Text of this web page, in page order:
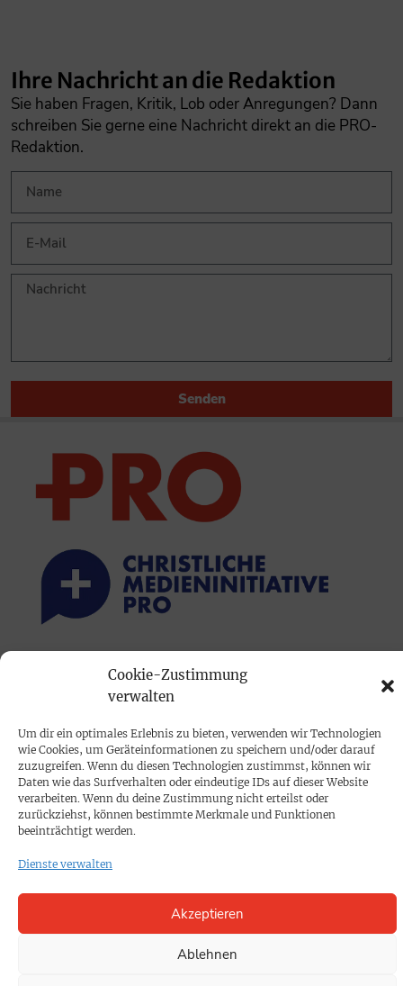
Cookie-Zustimmung
verwalten
Um dir ein optimales Erlebnis zu bieten, verwenden wir Technologien
wie Cookies, um Geräteinformationen zu speichern und/oder darauf
zuzugreifen. Wenn du diesen Technologien zustimmst, können wir
Daten wie das Surfverhalten oder eindeutige IDs auf dieser Website
verarbeiten. Wenn du deine Zustimmung nicht erteilst oder
zurückziehst, können bestimmte Merkmale und Funktionen
beeinträchtigt werden.
Dienste verwalten
Akzeptieren
Ablehnen
Ihre Nachricht an die Redaktion
Sie haben Fragen, Kritik, Lob oder Anregungen? Dann
schreiben Sie gerne eine Nachricht direkt an die PRO-
Redaktion.
Senden
PRINTAUSGABE
Mediadaten
PROKOMPAKT
Impressum
SPENDEN
Datenschutz
Cookie-Richtlinie